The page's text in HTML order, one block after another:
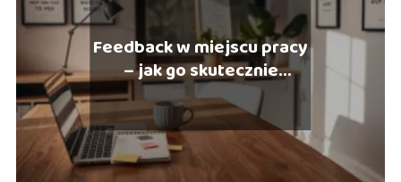
Feedback w miejscu pracy
– jak go skutecznie
wdrożyć?